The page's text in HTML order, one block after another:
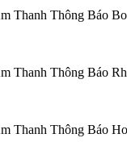
Thanh Thông Báo
Thanh Thông Báo
Thanh Thông Báo